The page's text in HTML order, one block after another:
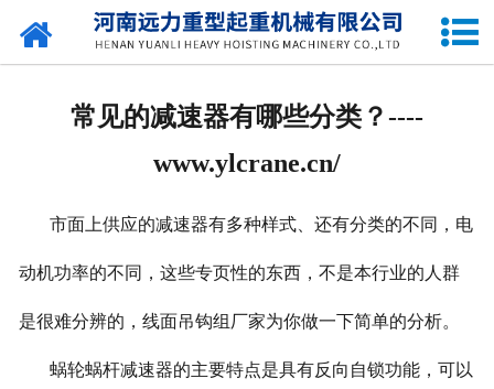
网站首页
企业容貌
留言中心
常见的减速器有哪些分类？----
www.ylcrane.cn/
市面上供应的减速器有多种样式、还有分类的不同，电
动机功率的不同，这些专页性的东西，不是本行业的人群
是很难分辨的，线面吊钩组厂家为你做一下简单的分析。
蜗轮蜗杆减速器的主要特点是具有反向自锁功能，可以